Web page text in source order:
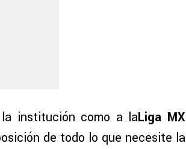
institución como a laLiga MX
de todo lo que necesite la